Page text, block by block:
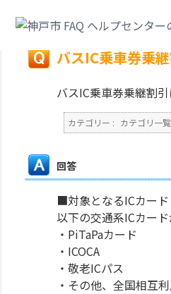
戻る
バスIC乗車券乗
バスIC乗車券乗継割
カテゴリー : カテゴリ一覧
回答
■対象となるICカード
以下の交通系ICカード
・PiTaPaカード
・ICOCA
・敬老ICパス
・その他、全国相互